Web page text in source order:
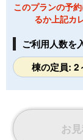
このプランの予
るか上記カ
ご利用人数を
棟の定員: 2
お